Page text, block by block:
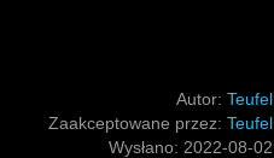
Autor: Teufel
Zaakceptowane przez: Teufel
Wysłano: 2022-08-02